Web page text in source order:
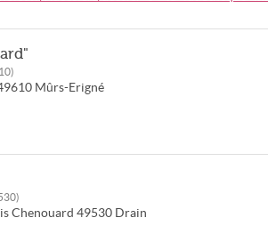
Mûrs-Erigné
Chenouard 49530 Drain